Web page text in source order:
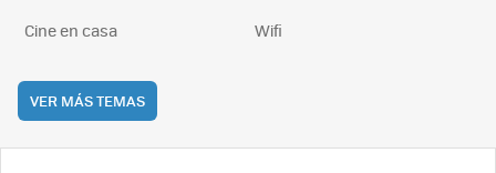
Cine en casa
Wifi
VER MÁS TEMAS